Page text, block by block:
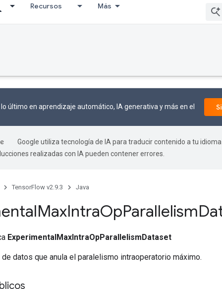
Recursos Más
último en aprendizaje automático, IA generativa y más en el
Google utiliza tecnología de IA para traducir contenido a tu idioma
realizadas con IA pueden contener errores.
TensorFlow v2.9.3 Java
MaxIntraOpParallelism
ExperimentalMaxIntraOpParallelismDataset
de datos que anula el paralelismo intraoperatorio máximo.